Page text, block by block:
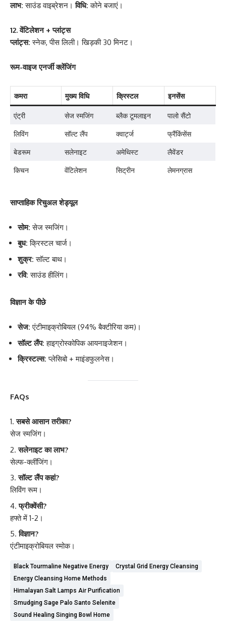
लाभ: साउंड वाइब्रेशन।विधि: कोने बजाएं।
12. वेंटिलेशन + प्लांट्स
प्लांट्स: स्नेक, पीस लिली। खिड़की 30 मिनट।
रूम-वाइज एनर्जी क्लेंजिंग
कमरा मुख्य विधि क्रिस्टल इनसेंस
एंट्री सेज स्मजिंग ब्लैक टूमलाइन
पालो सैंटो
लिविंग
सॉल्ट लैंप क्वार्ट्ज
फ्रैंकिंसेंस
बेडरूम
सलेनाइट अमेथिस्ट
लैवेंडर
किचन
वेंटिलेशन सिट्रीन लेमनग्रास
साप्ताहिक रिचुअल शेड्यूल
सोम: सेज स्मजिंग।
बुध: क्रिस्टल चार्ज।
शुक्र: सॉल्ट बाथ।
रवि: साउंड हीलिंग।
विज्ञान के पीछे
सेज: एंटीमाइक्रोबियल (94% बैक्टीरिया कम)।
सॉल्ट लैंप: हाइग्रोस्कोपिक आयनाइजेशन।
क्रिस्टल्स: प्लेसिबो + माइंडफुलनेस।
FAQs
सबसे आसान तरीका?
सेज स्मजिंग।
सलेनाइट का लाभ?
सेल्फ-क्लींजिंग।
सॉल्ट लैंप कहां?
लिविंग रूम।
फ्रीक्वेंसी?
हफ्ते में 1-2।
विज्ञान?
एंटीमाइक्रोबियल स्मोक।
Black Tourmaline Negative Energy
Crystal Grid Energy Cleansing
Energy Cleansing Home Methods
Himalayan Salt Lamps Air Purification
Smudging Sage Palo Santo Selenite
Sound Healing Singing Bowl Home